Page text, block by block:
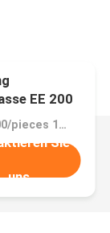
EE 200
Preis：$45.00/pieces 10-49 pieces
Sie
uns